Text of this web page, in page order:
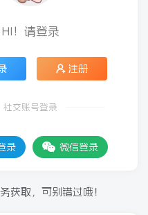
HI！请登录
注册
社交账号登录
录 微信登录
，可别错过哦！